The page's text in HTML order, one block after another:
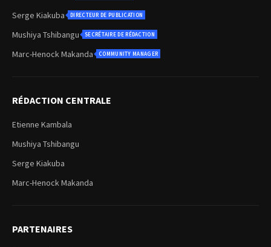
Serge Kiakuba DIRECTEUR DE PUBLICATION
Mushiya Tshibangu SECRÉTAIRE DE RÉDACTION
Marc-Henock Makanda COMMUNITY MANAGER
RÉDACTION CENTRALE
Etienne Kambala
Mushiya Tshibangu
Serge Kiakuba
Marc-Henock Makanda
PARTENAIRES